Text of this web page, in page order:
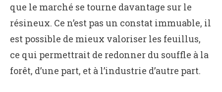
que le marché se tourne davantage sur le
résineux. Ce n’est pas un constat immuable, il
est possible de mieux valoriser les feuillus,
ce qui permettrait de redonner du souffle à la
forêt, d’une part, et à l’industrie d’autre part.